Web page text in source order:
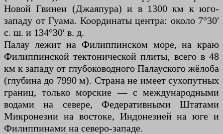
Новой Гвинеи (Джаяпура) и в 1300 км к юго-
западу от Гуама. Координаты центра: около 7°30′
с. ш. и 134°30′ в. д.
Палау лежит на Филиппинском море, на краю
Филиппинской тектонической плиты, всего в 48
км к западу от глубоководного Палауского жёлоба
(глубина до 7990 м). Страна не имеет сухопутных
границ, только морские — с международными
водами на севере, Федеративными Штатами
Микронезии на востоке, Индонезией на юге и
Филиппинами на северо-западе.